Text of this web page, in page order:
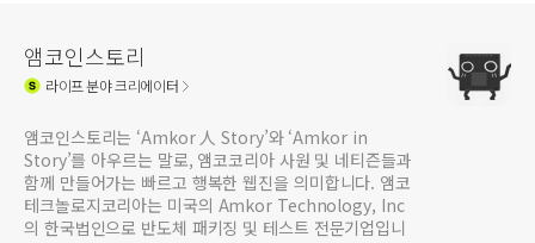
앰코인스토리
라이프분야 크리에이터
앰코인스토리는 ‘Amkor 人 Story’와 ‘Amkor in
Story’를 아우르는 말로, 앰코코리아 사원 및 네티즌들과
함께 만들어가는 빠르고 행복한 웹진을 의미합니다. 앰코
테크놀로지코리아는 미국의 Amkor Technology, Inc
의 한국법인으로 반도체 패키징 및 테스트 전문기업입니